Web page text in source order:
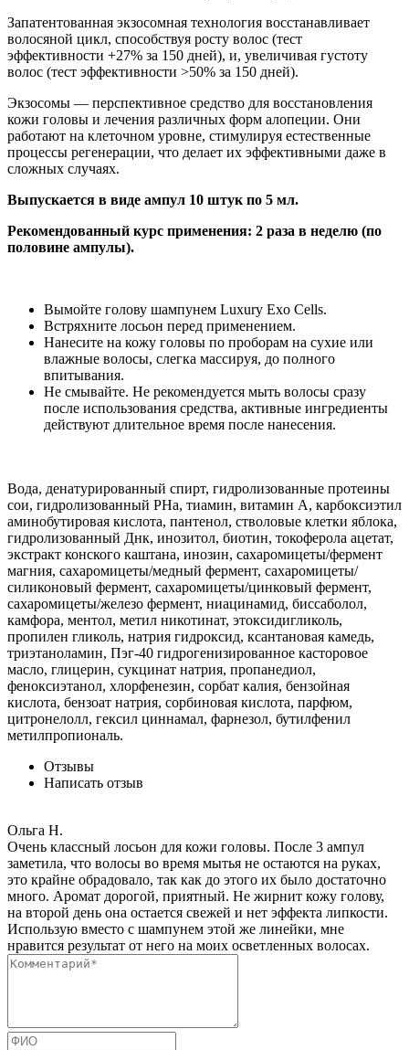
Запатентованная экзосомная технология восстанавливает
волосяной цикл, способствуя росту волос (тест
эффективности +27% за 150 дней), и, увеличивая густоту
волос (тест эффективности >50% за 150 дней).
Экзосомы — перспективное средство для восстановления
кожи головы и лечения различных форм алопеции. Они
работают на клеточном уровне, стимулируя естественные
процессы регенерации, что делает их эффективными даже в
сложных случаях.
Выпускается в виде ампул 10 штук по 5 мл.
Рекомендованный курс применения: 2 раза в неделю (по
половине ампулы).
Вымойте голову шампунем Luxury Exo Cells.
Встряхните лосьон перед применением.
Нанесите на кожу головы по проборам на сухие или
влажные волосы, слегка массируя, до полного
впитывания.
Не смывайте. Не рекомендуется мыть волосы сразу
после использования средства, активные ингредиенты
действуют длительное время после нанесения.
Вода, денатурированный спирт, гидролизованные протеины
сои, гидролизованный РHа, тиамин, витамин А, карбоксиэтил
аминобутировая кислота, пантенол, стволовые клетки яблока,
гидролизованный Днк, инозитол, биотин, токоферола ацетат,
экстракт конского каштана, инозин, сахаромицеты/фермент
магния, сахаромицеты/медный фермент, сахаромицеты/
силиконовый фермент, сахаромицеты/цинковый фермент,
сахаромицеты/железо фермент, ниацинамид, биссаболол,
камфора, ментол, метил никотинат, этоксидигликоль,
пропилен гликоль, натрия гидроксид, ксантановая камедь,
триэтаноламин, Пэг-40 гидрогенизированное касторовое
масло, глицерин, сукцинат натрия, пропанедиол,
феноксиэтанол, хлорфенезин, сорбат калия, бензойная
кислота, бензоат натрия, сорбиновая кислота, парфюм,
цитронелолл, гексил циннамал, фарнезол, бутилфенил
метилпропиональ.
Отзывы
Написать отзыв
Ольга Н.
Очень классный лосьон для кожи головы. После 3 ампул
заметила, что волосы во время мытья не остаются на руках,
это крайне обрадовало, так как до этого их было достаточно
много. Аромат дорогой, приятный. Не жирнит кожу голову,
на второй день она остается свежей и нет эффекта липкости.
Использую вместо с шампунем этой же линейки, мне
нравится результат от него на моих осветленных волосах.